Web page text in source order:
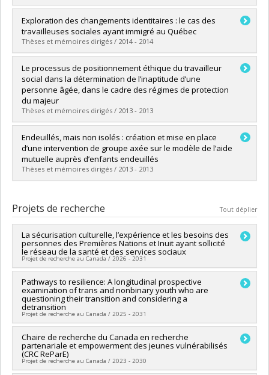
Diplômé(e) :Ethier, Stéphanie
Cycle :Maîtrise
Diplôme obtenu :M. Sc.
Lien vers le document dans Papyrus
Exploration des changements identitaires : le cas des
travailleuses sociales ayant immigré au Québec
Thèses et mémoires dirigés / 2014 - 2014
Diplômé(e) : Dumais Michaud, Audrey-Anne
Cycle :Maîtrise
Diplôme obtenu :M. Sc.
Lien vers le document dans Papyrus
Le processus de positionnement éthique du travailleur
social dans la détermination de l’inaptitude d’une
personne âgée, dans le cadre des régimes de protection
du majeur
Thèses et mémoires dirigés / 2013 - 2013
Diplômé(e) :Roy, Pascale
Cycle :Maîtrise
Diplôme obtenu :M. Sc.
Lien vers le document dans Papyrus
Endeuillés, mais non isolés : création et mise en place
d’une intervention de groupe axée sur le modèle de l’aide
mutuelle auprès d’enfants endeuillés
Thèses et mémoires dirigés / 2013 - 2013
Cycle : Maîtrise
Diplôme obtenu :M.A.
Lien vers le document dans Papyrus
Projets de recherche Tout déplier
La sécurisation culturelle, l’expérience et les besoins des
personnes des Premières Nations et Inuit ayant sollicité
le réseau de la santé et des services sociaux
Projet de recherche au Canada / 2026 - 2031
Chercheur principal :Karine Millaire
Co-chercheurs : Annie Pullen Sansfaçon,Amélie Blanchet
Garneau,Stéphanie Marsan,Sarah Fraser ,Sandro
Echaquan,Dennis Charles Wendt
Garneau,Anne-Marie Leclerc,Marie-Claude Tremblay
Sources de financement :FRQSC/Fonds de recherche du
Québec - Société et culture (FQRSC)
Programmes de subvention : PVXXXXXX-(AC) Actions
concertées - générique
Pathways to resilience: A longitudinal prospective
examination of trans and nonbinary youth who are
questioning their transition and considering a
detransition
Projet de recherche au Canada / 2025 - 2031
Chercheur principal : Annie Pullen Sansfaçon
Co-chercheurs :June Lam,Kinnon MacKinnon
Sources de financement :CRSH/Conseil de recherches en
sciences humaines du Canada
Chaire de recherche du Canada en recherche
partenariale et empowerment des jeunes vulnérabilisés
(CRC ReParE)
Projet de recherche au Canada / 2023 - 2030